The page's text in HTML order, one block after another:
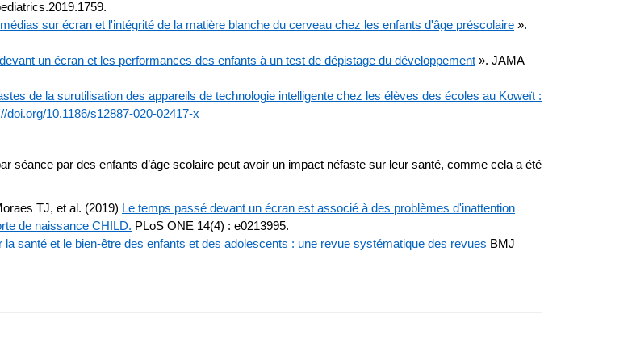
sur écran et l'intégrité de la matière blanche du cerveau chez les enfants d'âge préscolaire ».
un écran et les performances des enfants à un test de dépistage du développement ». JAMA
de la surutilisation des appareils de technologie intelligente chez les élèves des écoles au Koweït :
doi.org/10.1186/s12887-020-02417-x
séance par des enfants d’âge scolaire peut avoir un impact néfaste sur leur santé, comme cela a été
TJ, et al. (2019) Le temps passé devant un écran est associé à des problèmes d'inattention
de naissance CHILD. PLoS ONE 14(4) : e0213995.
santé et le bien-être des enfants et des adolescents : une revue systématique des revues BMJ